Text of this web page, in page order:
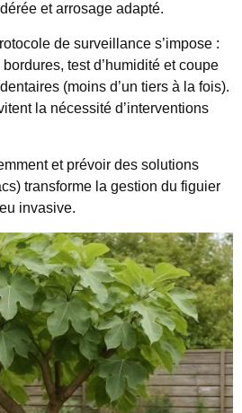
et arrosage adapté.
de surveillance s’impose :
test d’humidité et coupe
(moins d’un tiers à la fois).
la nécessité d’interventions
et prévoir des solutions
transforme la gestion du figuier
invasive.